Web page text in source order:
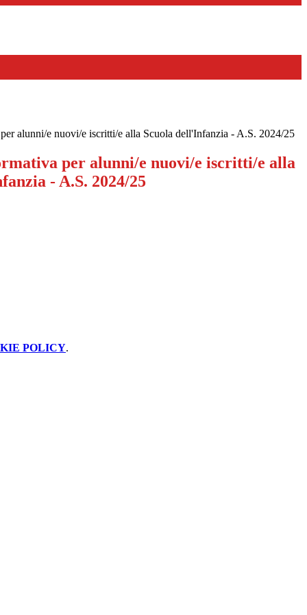
alunni/e nuovi/e iscritti/e alla Scuola dell'Infanzia - A.S. 2024/25
per alunni/e nuovi/e iscritti/e alla
- A.S. 2024/25
POLICY.